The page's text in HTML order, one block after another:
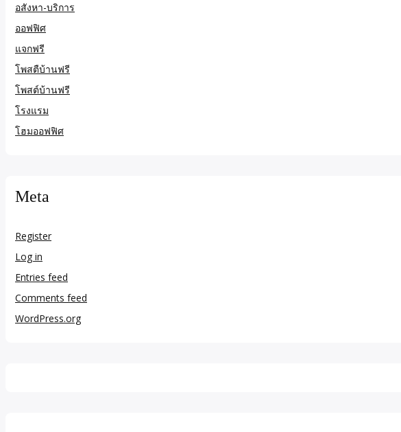
อสังหา-บริการ
ออฟฟิศ
แจกฟรี
โพสตืบ้านฟรี
โพสต์บ้านฟรี
โรงแรม
โฮมออฟฟิศ
Meta
Register
Log in
Entries feed
Comments feed
WordPress.org